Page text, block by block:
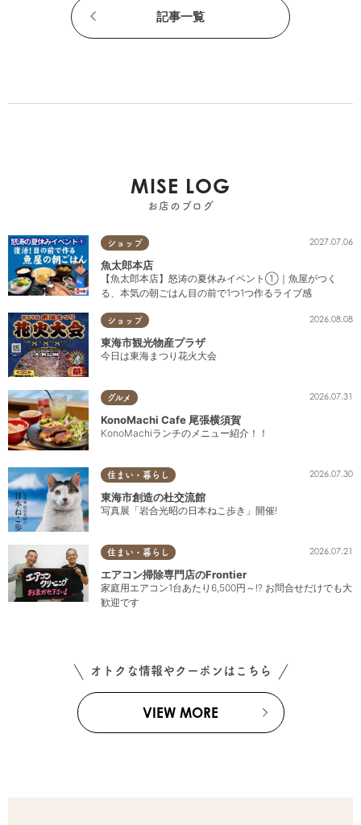
記事一覧
MISE LOG
お店のブログ
ショップ 2027.07.06
魚太郎本店
【魚太郎本店】怒涛の夏休みイベント①｜魚屋がつく
る、本気の朝ごはん目の前で1つ1つ作るライブ感
ショップ 2026.08.08
東海市観光物産プラザ
今日は東海まつり花火大会
グルメ 2026.07.31
KonoMachi Cafe 尾張横須賀
KonoMachiランチのメニュー紹介！！
住まい・暮らし 2026.07.30
東海市創造の杜交流館
写真展「岩合光昭の日本ねこ歩き」開催!
住まい・暮らし 2026.07.21
エアコン掃除専門店のFrontier
家庭用エアコン1台あたり6,500円～!? お問合せだけでも大
歓迎です
オトクな情報やクーポンはこちら
VIEW MORE